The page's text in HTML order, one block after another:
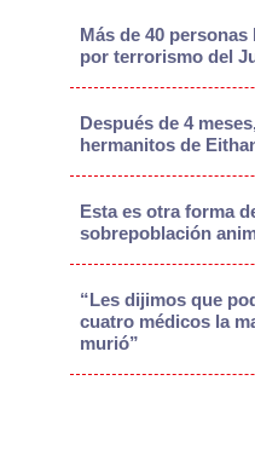
Más de 40
por terrorismo del
Después de 4
hermanitos de
Esta es otra forma
sobrepoblación
“Les dijimos que
cuatro médicos la
murió”